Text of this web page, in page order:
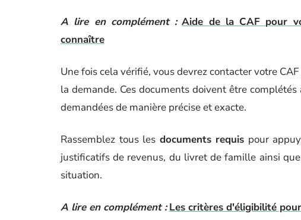
A lire en complément : Aide de la CAF pour
connaître
Une fois cela vérifié, vous devrez contacter votre
la demande. Ces documents doivent être
demandées de manière précise et exacte.
Rassemblez tous les documents requis pour
justificatifs de revenus, du livret de famille ainsi
situation.
A lire en complément : Les critères d'éligibilité